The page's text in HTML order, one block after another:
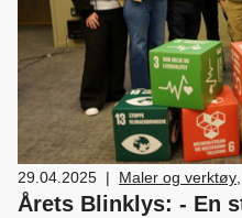
29.04.2025 | Maler og verktøy
Ledelse og
Årets Blinklys: - En